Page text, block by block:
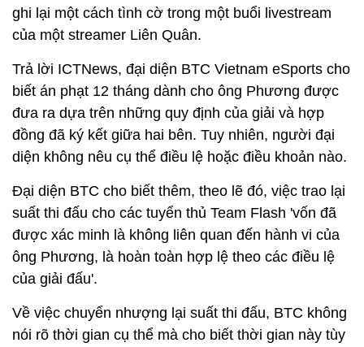
ghi lại một cách tình cờ trong một buổi livestream
của một streamer Liên Quân.
Trả lời ICTNews, đại diện BTC Vietnam eSports cho
biết án phạt 12 tháng dành cho ông Phương được
đưa ra dựa trên những quy định của giải và hợp
đồng đã ký kết giữa hai bên. Tuy nhiên, người đại
diện không nêu cụ thể điều lệ hoặc điều khoản nào.
Đại diện BTC cho biết thêm, theo lẽ đó, việc trao lại
suất thi đấu cho các tuyển thủ Team Flash 'vốn đã
được xác minh là không liên quan đến hành vi của
ông Phương, là hoàn toàn hợp lệ theo các điều lệ
của giải đấu'.
Về việc chuyển nhượng lại suất thi đấu, BTC không
nói rõ thời gian cụ thể mà cho biết thời gian này tùy